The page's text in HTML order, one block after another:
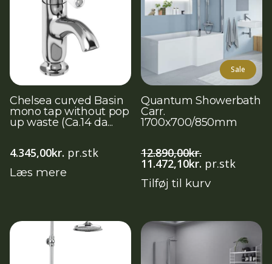
Chelsea curved Basin
mono tap without pop
up waste (Ca.14 da...
4.345,00kr. pr.stk
Læs mere
Sale
Quantum Showerbath
Carr.
1700x700/850mm
12.890,00kr.
Den
oprindelige
pris
11.472,10kr. Den
aktuelle
pris
pr.stk
Tilføj til kurv